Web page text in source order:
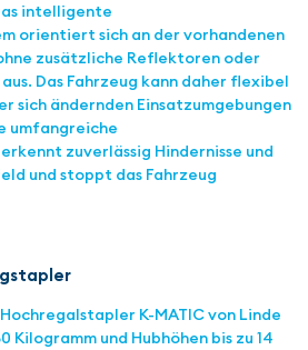
intelligente
orientiert sich an der vorhandenen
zusätzliche Reflektoren oder
Das Fahrzeug kann daher flexibel
sich ändernden Einsatzumgebungen
umfangreiche
zuverlässig Hindernisse und
und stoppt das Fahrzeug
K-MATIC von Linde
Kilogramm und Hubhöhen bis zu 14